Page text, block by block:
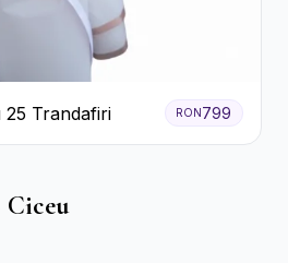
Trandafiri RON799